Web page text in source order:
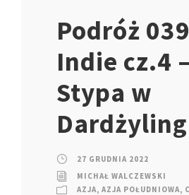
Podróż
Indie cz.4 –
Stypa w
Dardżyling
27 GRUDNIA 2022
MICHAŁ WALCZEWSKI
AZJA, AZJA POŁUDNIOWA,